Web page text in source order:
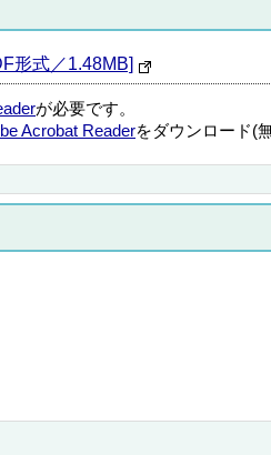
形式／1.48MB]
が必要です。
Acrobat Readerをダウンロード(